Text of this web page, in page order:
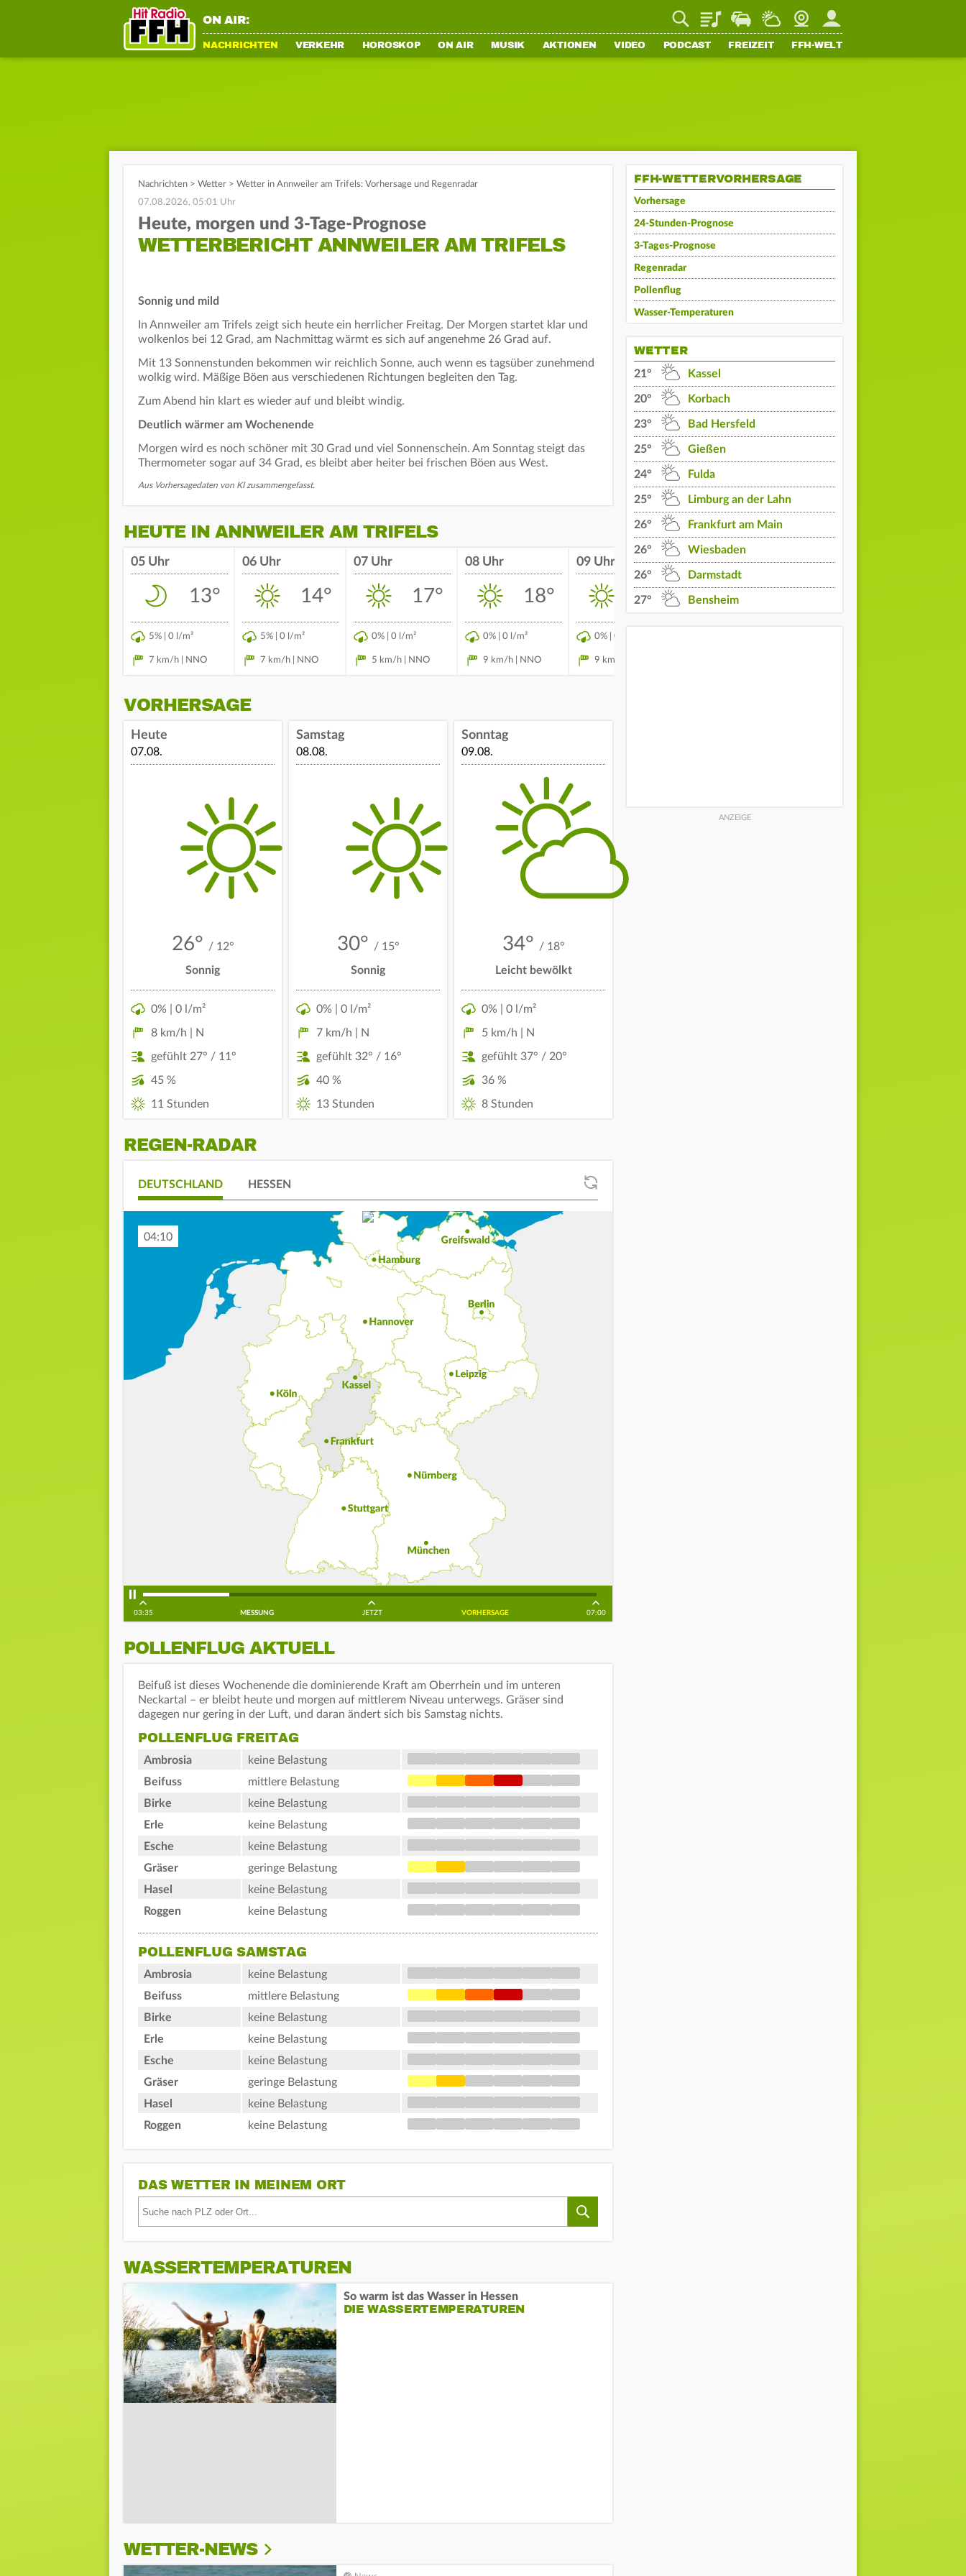
ON AIR: PlaylistStaupilotWetterWebcamMein FFH
NACHRICHTEN VERKEHR HOROSKOP ON AIR MUSIK AKTIONEN VIDEO PODCAST FREIZEIT FFH-WELT
Nachrichten > Wetter > Wetter in Annweiler am Trifels: Vorhersage und Regenradar
07.08.2026, 05:01 Uhr
Heute, morgen und 3-Tage-Prognose
WETTERBERICHT ANNWEILER AM TRIFELS
Sonnig und mild
In Annweiler am Trifels zeigt sich heute ein herrlicher Freitag. Der Morgen startet klar und
wolkenlos bei 12 Grad, am Nachmittag wärmt es sich auf angenehme 26 Grad auf.
Mit 13 Sonnenstunden bekommen wir reichlich Sonne, auch wenn es tagsüber zunehmend
wolkig wird. Mäßige Böen aus verschiedenen Richtungen begleiten den Tag.
Zum Abend hin klart es wieder auf und bleibt windig.
Deutlich wärmer am Wochenende
Morgen wird es noch schöner mit 30 Grad und viel Sonnenschein. Am Sonntag steigt das
Thermometer sogar auf 34 Grad, es bleibt aber heiter bei frischen Böen aus West.
Aus Vorhersagedaten von KI zusammengefasst.
HEUTE IN ANNWEILER AM TRIFELS
05 Uhr
13°
5% | 0 l/m²
7 km/h | NNO
06 Uhr
14°
5% | 0 l/m²
7 km/h | NNO
07 Uhr
17°
0% | 0 l/m²
5 km/h | NNO
08 Uhr
18°
0% | 0 l/m²
9 km/h | NNO
09 Uhr
20°
0% | 0 l/m²
9 km/h | NO
10 Uhr 11 Uhr
VORHERSAGE
Heute
07.08.
26° / 12°
Sonnig
0% | 0 l/m²
8 km/h | N
gefühlt 27° / 11°
45 %
11 Stunden
Samstag
08.08.
30° / 15°
Sonnig
0% | 0 l/m²
7 km/h | N
gefühlt 32° / 16°
40 %
13 Stunden
Sonntag
09.08.
34° / 18°
Leicht bewölkt
0% | 0 l/m²
5 km/h | N
gefühlt 37° / 20°
36 %
8 Stunden
REGEN-RADAR
DEUTSCHLAND HESSEN
04:20
03:35 MESSUNG JETZT VORHERSAGE 07:00
POLLENFLUG AKTUELL
Beifuß ist dieses Wochenende die dominierende Kraft am Oberrhein und im unteren
Neckartal – er bleibt heute und morgen auf mittlerem Niveau unterwegs. Gräser sind
dagegen nur gering in der Luft, und daran ändert sich bis Samstag nichts.
POLLENFLUG FREITAG
Ambrosia
keine Belastung
Beifuss
mittlere Belastung
Birke
keine Belastung
Erle
keine Belastung
Esche
keine Belastung
Gräser
geringe Belastung
Hasel
keine Belastung
Roggen
keine Belastung
POLLENFLUG SAMSTAG
Ambrosia
keine Belastung
Beifuss
mittlere Belastung
Birke
keine Belastung
Erle
keine Belastung
Esche
keine Belastung
Gräser
geringe Belastung
Hasel
keine Belastung
Roggen
keine Belastung
DAS WETTER IN MEINEM ORT
WASSERTEMPERATUREN
So warm ist das Wasser in Hessen
DIE WASSERTEMPERATUREN
WETTER-NEWS
FFH-WETTERVORHERSAGE
Vorhersage
24-Stunden-Prognose
3-Tages-Prognose
Regenradar
Pollenflug
Wasser-Temperaturen
WETTER
21° Kassel
20° Korbach
23° Bad Hersfeld
25° Gießen
24° Fulda
25° Limburg an der Lahn
26° Frankfurt am Main
26° Wiesbaden
26° Darmstadt
27° Bensheim